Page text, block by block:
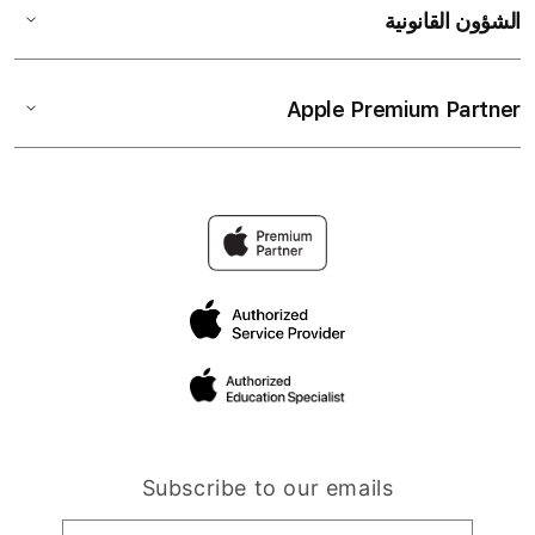
الشؤون القانونية
Apple Premium Partner
Subscribe to our emails